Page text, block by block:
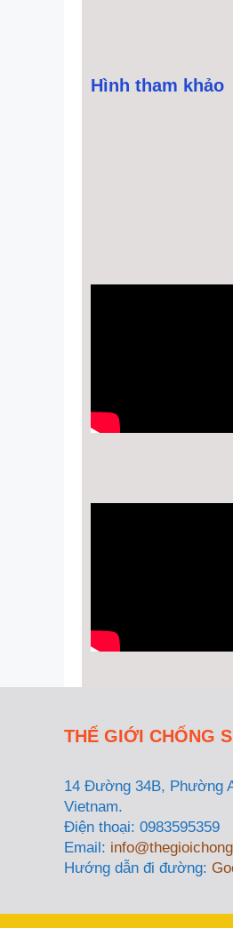
Hình tham khảo
THẾ GIỚI CHỐNG
14 Đường 34B, Phường
Vietnam.
Điện thoại: 0983595359
Email:
Hướng dẫn đi đường: